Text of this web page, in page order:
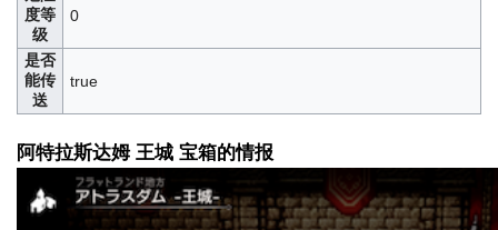
度等
级
0
是否
能传
送
true
阿特拉斯达姆 王城 宝箱的情报